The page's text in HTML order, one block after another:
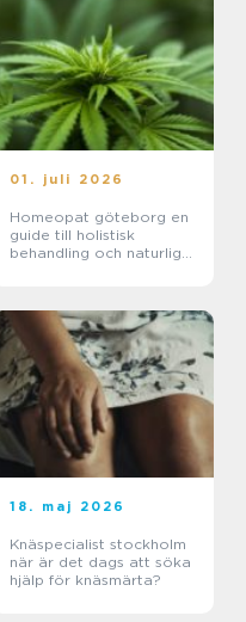
01. juli 2026
Homeopat göteborg en
guide till holistisk
behandling och naturlig
18. maj 2026
Knäspecialist stockholm
när är det dags att söka
hjälp för knäsmärta?